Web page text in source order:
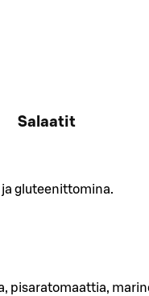
Salaatit
gluteenittomina.
pisaratomaattia,